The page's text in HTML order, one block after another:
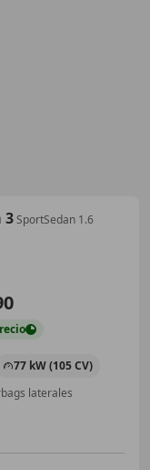
3SportSedan 1.6
77 kW (105 CV)
laterales